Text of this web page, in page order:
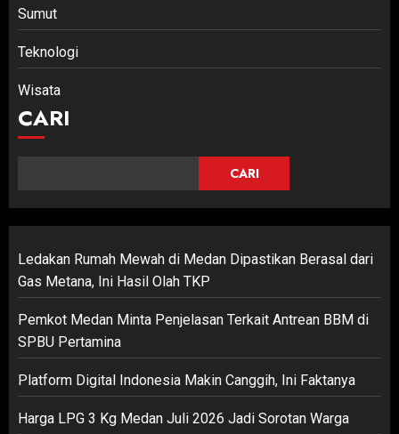
Sumut
Teknologi
Wisata
CARI
CARI
Ledakan Rumah Mewah di Medan Dipastikan Berasal dari
Gas Metana, Ini Hasil Olah TKP
Pemkot Medan Minta Penjelasan Terkait Antrean BBM di
SPBU Pertamina
Platform Digital Indonesia Makin Canggih, Ini Faktanya
Harga LPG 3 Kg Medan Juli 2026 Jadi Sorotan Warga